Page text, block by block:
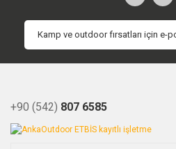
+90 (542) 807 6585